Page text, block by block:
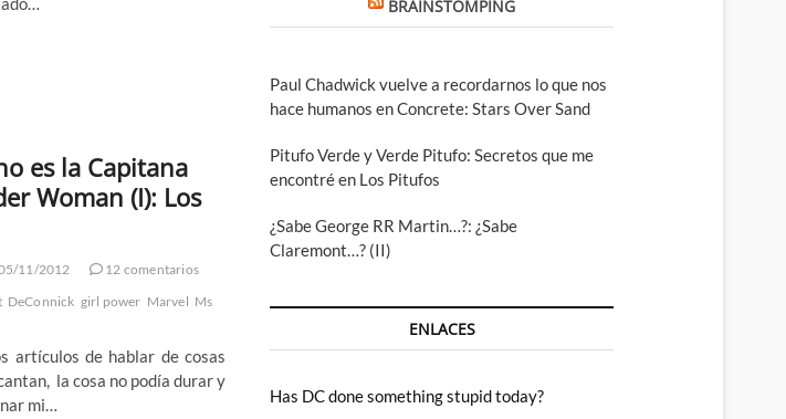
es la Capitana
Woman (I): Los
11/2012
12 comentarios
DeConnick girl power Marvel Ms
artículos de hablar de cosas
la cosa no podía durar y
mi…
BRAINSTOMPING
Paul Chadwick vuelve a recordarnos lo que nos
hace humanos en Concrete: Stars Over Sand
Pitufo Verde y Verde Pitufo: Secretos que me
encontré en Los Pitufos
¿Sabe George RR Martin…?: ¿Sabe
Claremont…? (II)
ENLACES
Has DC done something stupid today?